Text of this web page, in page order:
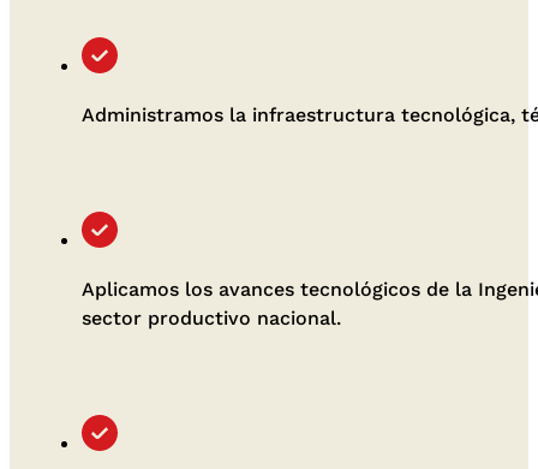
Administramos la infraestructura tecnológica,
Aplicamos los avances tecnológicos de la
sector productivo nacional.